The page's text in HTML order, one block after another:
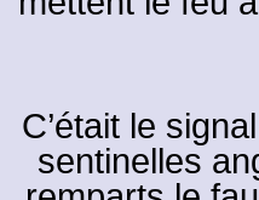
C’était le
sentinelles